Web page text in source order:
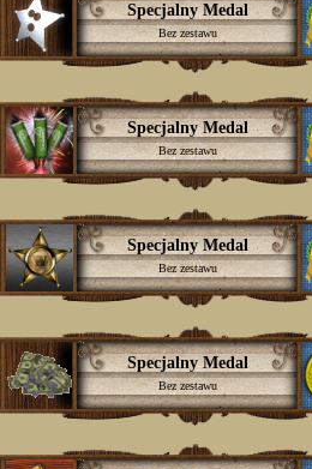
Specjalny Medal
Bez zestawu
Specjalny Medal
Bez zestawu
Specjalny Medal
Bez zestawu
Specjalny Medal
Bez zestawu